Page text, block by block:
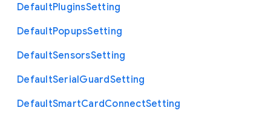
DefaultPluginsSetting
DefaultPopupsSetting
DefaultSensorsSetting
DefaultSerialGuardSetting
DefaultSmartCardConnectSetting